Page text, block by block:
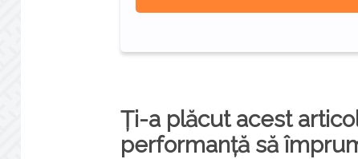
Ți-a plăcut acest
performanță să